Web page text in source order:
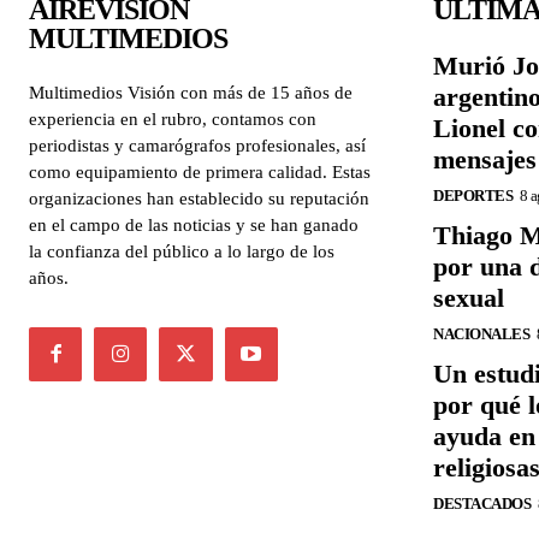
AIREVISIÓN
MULTIMEDIOS
Multimedios Visión con más de 15 años de
experiencia en el rubro, contamos con
periodistas y camarógrafos profesionales, así
como equipamiento de primera calidad. Estas
organizaciones han establecido su reputación
en el campo de las noticias y se han ganado
la confianza del público a lo largo de los
años.
Murió
Lionel
DEPORTES 8
Thiago
por una
sexual
NACIONALES
Un
por qué
ayuda
religiosas
DESTACADOS